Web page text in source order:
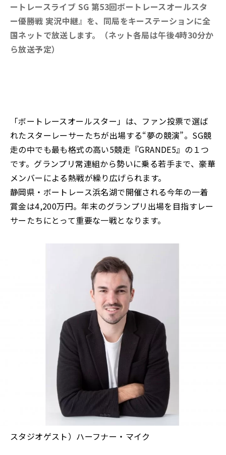
ートレースライブ SG 第53回ボートレースオールスタ
ー優勝戦 実況中継』を、同局をキーステーションに全
国ネットで放送します。（ネット各局は午後4時30分か
ら放送予定）
「ボートレースオールスター」は、ファン投票で選ば
れたスターレーサーたちが出場する“夢の競演”。SG競
走の中でも最も格式の高い5競走『GRANDE5』の１つ
です。グランプリ常連組から勢いに乗る若手まで、豪華
メンバーによる熱戦が繰り広げられます。
静岡県・ボートレース浜名湖で開催される今年の一着
賞金は4,200万円。年末のグランプリ出場を目指すレー
サーたちにとって重要な一戦となります。
スタジオゲスト）ハーフナー・マイク